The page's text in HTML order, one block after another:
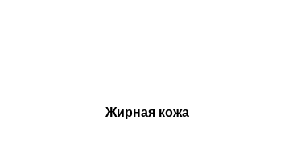
Жирная кожа